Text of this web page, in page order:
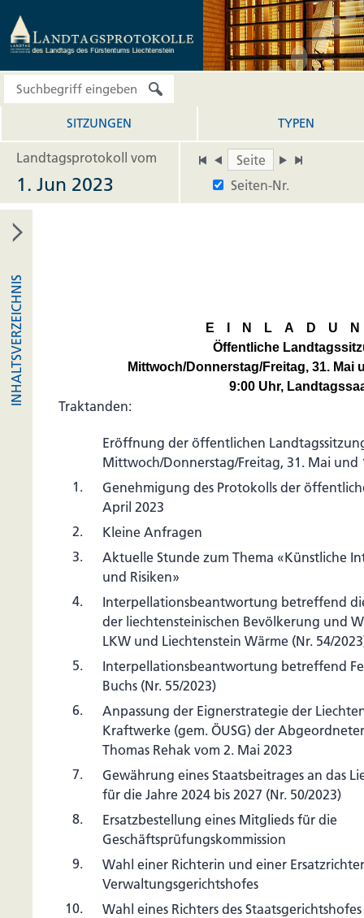
SITZUNGEN TYPEN
Landtagsprotokoll vom
Seiten-Nr.
1. Jun 2023
INHALTSVERZEICHNIS
Öffentliche
Mittwoch/Donnerstag/Freitag, 31. Mai
9:00 Uhr,
Traktanden:
Eröffnung der öffentlichen
Mittwoch/Donnerstag/Freitag, 31. Mai und
1.
Genehmigung des Protokolls der
April 2023
2.
Kleine Anfragen
3.
Aktuelle Stunde zum Thema «Künstliche
und Risiken»
4.
Interpellationsbeantwortung betreffend
der liechtensteinischen Bevölkerung und
LKW und Liechtenstein Wärme (Nr. 54/
5.
Interpellationsbeantwortung betreffend
Buchs (Nr. 55/2023)
6.
Anpassung der Eignerstrategie der
Kraftwerke (gem. ÖUSG) der
Thomas Rehak vom 2. Mai 2023
7.
Gewährung eines Staatsbeitrages an das
für die Jahre 2024 bis 2027 (Nr. 50/2023)
8.
Ersatzbestellung eines Mitglieds für die
Geschäftsprüfungskommission
9.
Wahl einer Richterin und einer
Verwaltungsgerichtshofes
10.
Wahl eines Richters des Staatsgerichtshofes